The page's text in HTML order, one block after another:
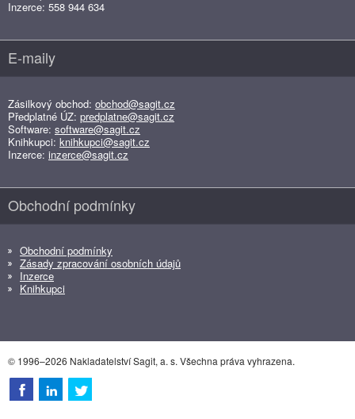
Inzerce: 558 944 634
E-maily
Zásilkový obchod: obchod@sagit.cz
Předplatné ÚZ: predplatne@sagit.cz
Software: software@sagit.cz
Knihkupci: knihkupci@sagit.cz
Inzerce: inzerce@sagit.cz
Obchodní podmínky
Obchodní podmínky
Zásady zpracování osobních údajů
Inzerce
Knihkupci
© 1996–2026 Nakladatelství Sagit, a. s. Všechna práva vyhrazena.